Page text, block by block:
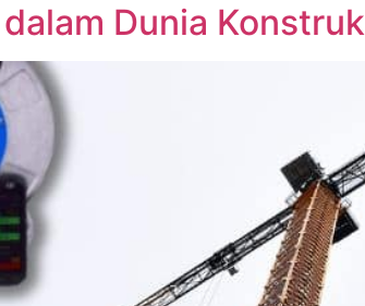
Dunia